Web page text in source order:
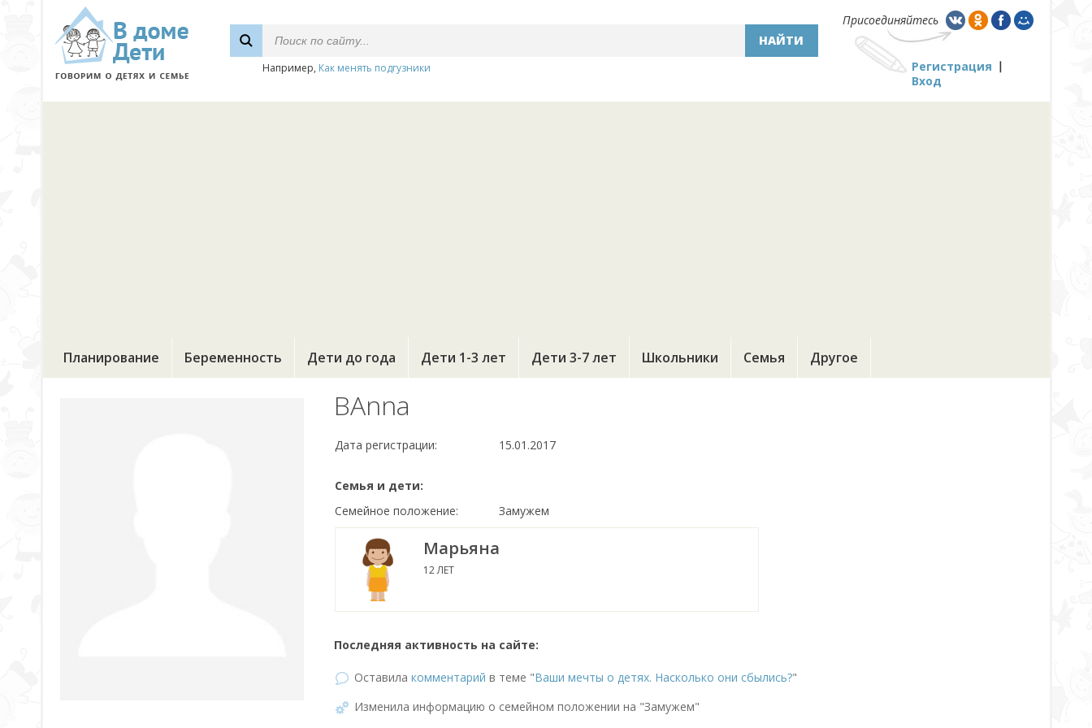
НАЙТИ
Например, Как менять подгузники
Присоединяйтесь
Регистрация
Вход
Планирование Беременность Дети до года Дети 1-3 лет Дети 3-7 лет Школьники Семья Другое
BAnna
Дата регистрации: 15.01.2017
Семья и дети:
Семейное положение:
Замужем
Марьяна
12 ЛЕТ
Последняя активность на сайте:
Оставила комментарий в теме "Ваши мечты о детях. Насколько они сбылись?"
Изменила информацию о семейном положении на "Замужем"